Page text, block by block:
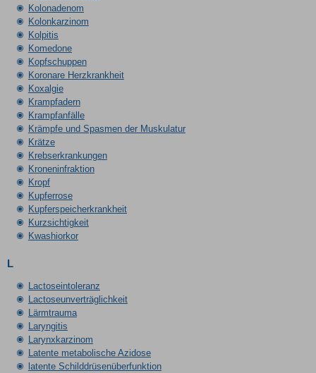
Kolonadenom
Kolonkarzinom
Kolpitis
Komedone
Kopfschuppen
Koronare Herzkrankheit
Koxalgie
Krampfadern
Krampfanfälle
Krämpfe und Spasmen der Muskulatur
Krätze
Krebserkrankungen
Kroneninfraktion
Kropf
Kupferrose
Kupferspeicherkrankheit
Kurzsichtigkeit
Kwashiorkor
L
Lactoseintoleranz
Lactoseunverträglichkeit
Lärmtrauma
Laryngitis
Larynxkarzinom
Latente metabolische Azidose
latente Schilddrüsenüberfunktion